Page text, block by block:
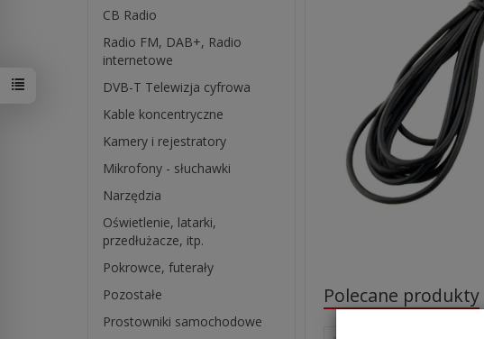
Polecane produkty
W ostatnich 7 dniach produktem interesują się osoby.
CB Radio
Radio FM, DAB+, Radio
internetowe
DVB-T Telewizja cyfrowa
Kable koncentryczne
Kamery i rejestratory
Mikrofony - słuchawki
Narzędzia
Oświetlenie, latarki,
przedłużacze, itp.
Pokrowce, futerały
Pozostałe
Prostowniki samochodowe